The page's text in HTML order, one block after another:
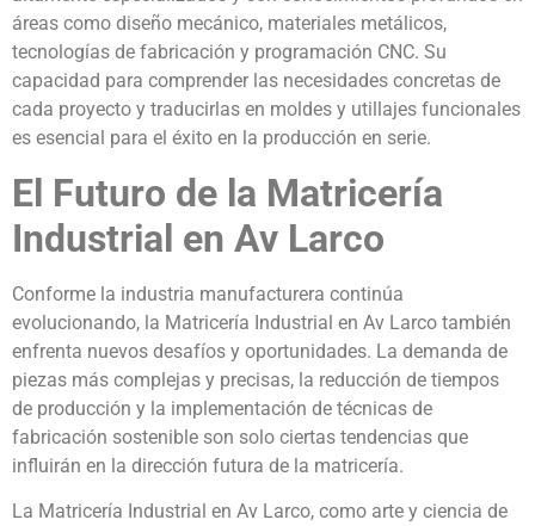
áreas como diseño mecánico, materiales metálicos,
tecnologías de fabricación y programación CNC. Su
capacidad para comprender las necesidades concretas de
cada proyecto y traducirlas en moldes y utillajes funcionales
es esencial para el éxito en la producción en serie.
El Futuro de la Matricería
Industrial en Av Larco
Conforme la industria manufacturera continúa
evolucionando, la Matricería Industrial en Av Larco también
enfrenta nuevos desafíos y oportunidades. La demanda de
piezas más complejas y precisas, la reducción de tiempos
de producción y la implementación de técnicas de
fabricación sostenible son solo ciertas tendencias que
influirán en la dirección futura de la matricería.
La Matricería Industrial en Av Larco, como arte y ciencia de